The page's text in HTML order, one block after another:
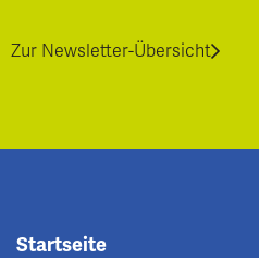
Zur Newsletter-Übersicht
Startseite